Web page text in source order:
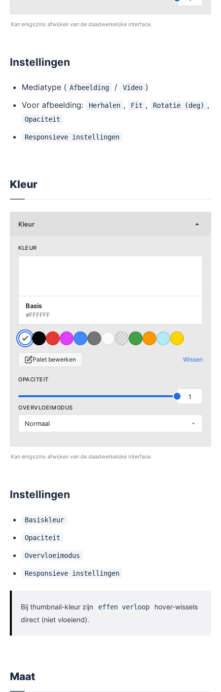
Kan enigszins afwijken van de daadwerkelijke interface.
Instellingen
Mediatype ( Afbeelding / Video )
Voor afbeelding:
Herhalen , Fit , Rotatie (deg) ,
Opaciteit
Responsieve instellingen
Kleur
Kleur
KLEUR
Basis
#FFFFFF
Palet bewerken Wissen
OPACITEIT
1
OVERVLOEIMODUS
Normaal
Kan enigszins afwijken van de daadwerkelijke interface.
Instellingen
Basiskleur
Opaciteit
Overvloeimodus
Responsieve instellingen
Bij thumbnail-kleur zijn effen verloop
hover-wissels
direct (niet vloeiend).
Maat